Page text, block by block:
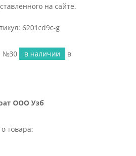
на сайте.
6201cd9c-g
№30 в наличии
в
ООО Узб
товара: